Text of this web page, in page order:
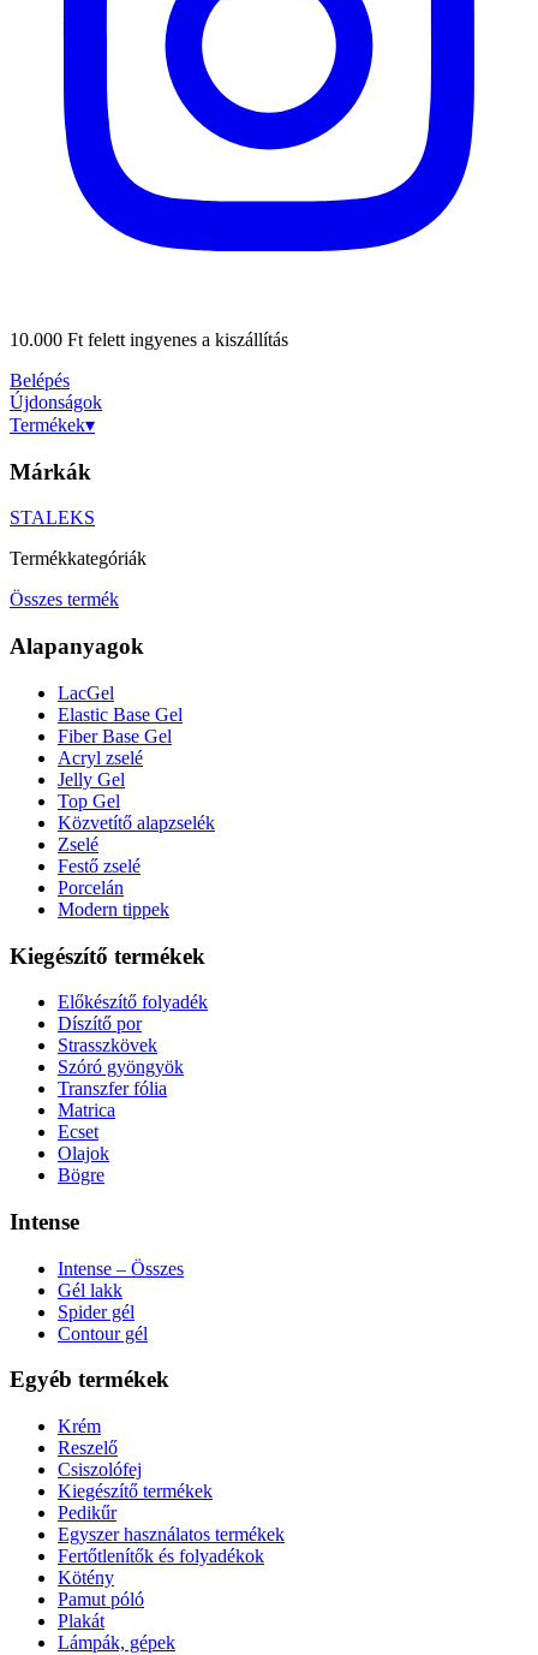
10.000 Ft felett ingyenes a kiszállítás
Belépés
Újdonságok
Termékek▾
Márkák
STALEKS
Termékkategóriák
Összes termék
Alapanyagok
LacGel
Elastic Base Gel
Fiber Base Gel
Acryl zselé
Jelly Gel
Top Gel
Közvetítő alapzselék
Zselé
Festő zselé
Porcelán
Modern tippek
Kiegészítő termékek
Előkészítő folyadék
Díszítő por
Strasszkövek
Szóró gyöngyök
Transzfer fólia
Matrica
Ecset
Olajok
Bögre
Intense
Intense – Összes
Gél lakk
Spider gél
Contour gél
Egyéb termékek
Krém
Reszelő
Csiszolófej
Kiegészítő termékek
Pedikűr
Egyszer használatos termékek
Fertőtlenítők és folyadékok
Kötény
Pamut póló
Plakát
Lámpák, gépek